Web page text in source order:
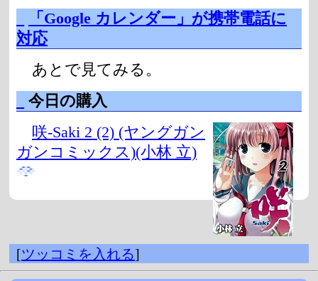
「Google カレンダー」が携帯電話に
対応
あとで見てみる。
今日の購入
咲-Saki 2 (2) (ヤングガン
ガンコミックス)(小林 立)
[ツッコミを入れる]